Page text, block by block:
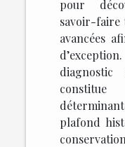
pour
savoir-faire
avancées
diagnostic
plafond